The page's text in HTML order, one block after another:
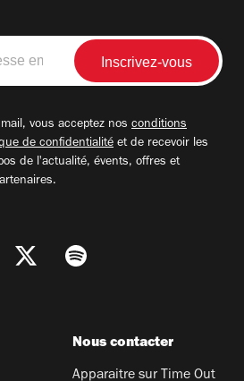
vous acceptez nos conditions
de confidentialité et de recevoir les
de l'actualité, évents, offres et
Nous contacter
Apparaitre sur Time Out